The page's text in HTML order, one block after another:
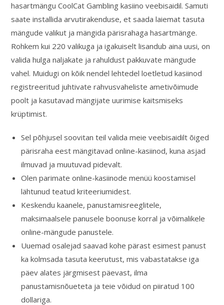
hasartmängu CoolCat Gambling kasiino veebisaidil. Samuti
saate installida arvutirakenduse, et saada laiemat tasuta
mängude valikut ja mängida pärisrahaga hasartmänge.
Rohkem kui 220 valikuga ja igakuiselt lisandub aina uusi, on
valida hulga naljakate ja rahuldust pakkuvate mängude
vahel. Muidugi on kõik nendel lehtedel loetletud kasiinod
registreeritud juhtivate rahvusvaheliste ametivõimude
poolt ja kasutavad mängijate uurimise kaitsmiseks
krüptimist.
Sel põhjusel soovitan teil valida meie veebisaidilt õiged
pärisraha eest mängitavad online-kasiinod, kuna asjad
ilmuvad ja muutuvad pidevalt.
Olen parimate online-kasiinode menüü koostamisel
lähtunud teatud kriteeriumidest.
Keskendu kaanele, panustamisreeglitele,
maksimaalsele panusele boonuse korral ja võimalikele
online-mängude panustele.
Uuemad osalejad saavad kohe pärast esimest panust
ka kolmsada tasuta keerutust, mis vabastatakse iga
päev alates järgmisest päevast, ilma
panustamisnõueteta ja teie võidud on piiratud 100
dollariga.